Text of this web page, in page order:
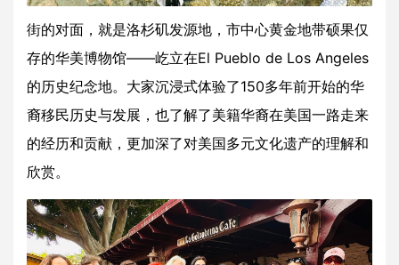
街的对面，就是洛杉矶发源地，市中心黄金地带硕果仅
存的华美博物馆——屹立在El Pueblo de Los Angeles
的历史纪念地。大家沉浸式体验了150多年前开始的华
裔移民历史与发展，也了解了美籍华裔在美国一路走来
的经历和贡献，更加深了对美国多元文化遗产的理解和
欣赏。